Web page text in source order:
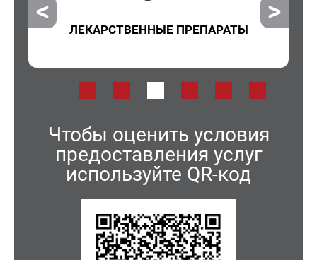
ВНЕОЧЕРЕДНАЯ ПОМОЩЬ
Чтобы оценить условия
предоставления услуг
используйте QR-код